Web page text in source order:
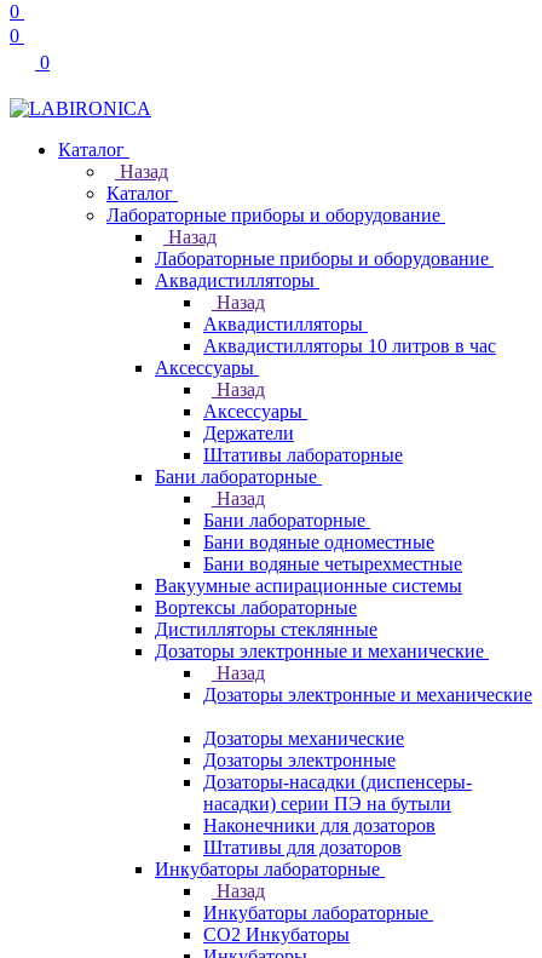
0
0
0
Каталог
Назад
Каталог
Лабораторные приборы и оборудование
Назад
Лабораторные приборы и оборудование
Аквадистилляторы
Назад
Аквадистилляторы
Аквадистилляторы 10 литров в час
Аксессуары
Назад
Аксессуары
Держатели
Штативы лабораторные
Бани лабораторные
Назад
Бани лабораторные
Бани водяные одноместные
Бани водяные четырехместные
Вакуумные аспирационные системы
Вортексы лабораторные
Дистилляторы стеклянные
Дозаторы электронные и механические
Назад
Дозаторы электронные и механические
Дозаторы механические
Дозаторы электронные
Дозаторы-насадки (диспенсеры-
насадки) серии ПЭ на бутыли
Наконечники для дозаторов
Штативы для дозаторов
Инкубаторы лабораторные
Назад
Инкубаторы лабораторные
CO2 Инкубаторы